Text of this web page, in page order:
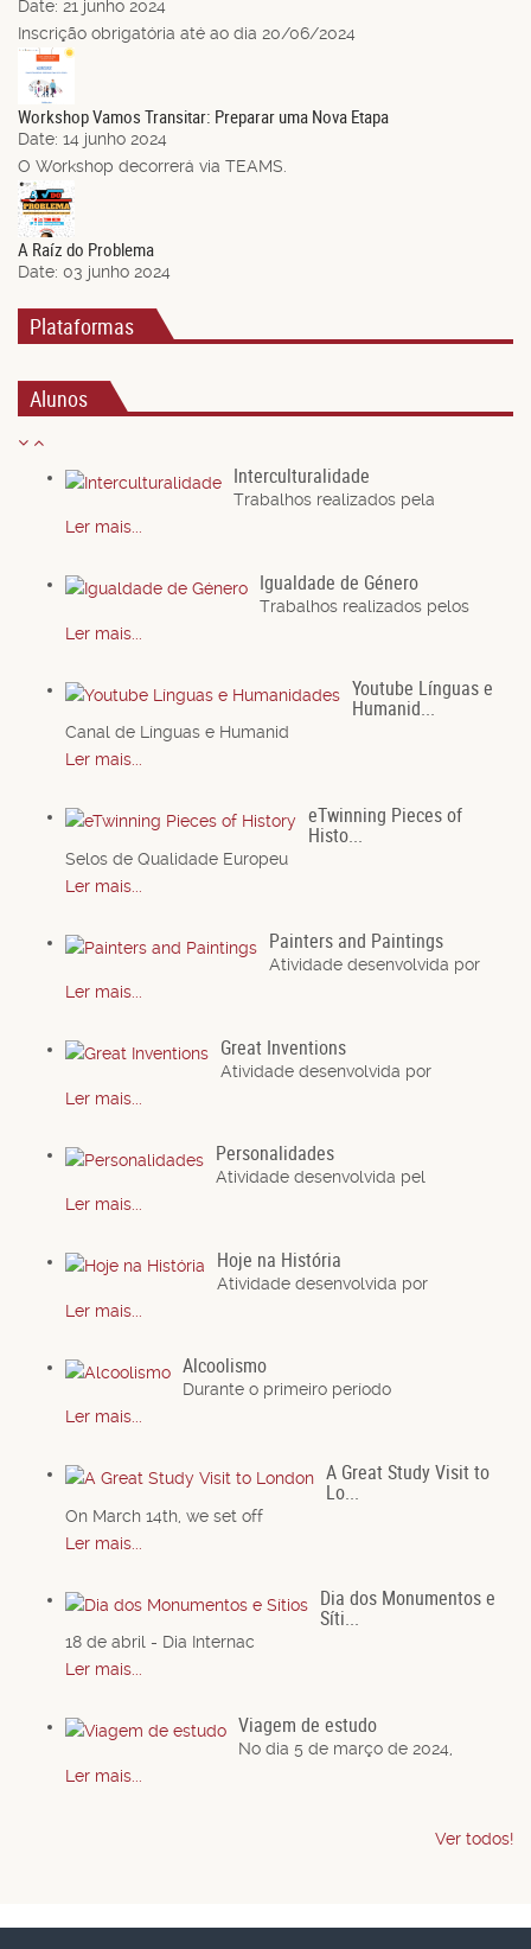
Date: 21 junho 2024
Inscrição obrigatória até ao dia 20/06/2024
Jun.
Workshop Vamos Transitar: Preparar uma Nova Etapa
Date: 14 junho 2024
O Workshop decorrerá via TEAMS.
03
Jun.
A Raíz do Problema
Date: 03 junho 2024
Plataformas
Alunos
Interculturalidade
Trabalhos realizados pela
Ler mais...
Igualdade de Género
Trabalhos realizados pelos
Ler mais...
Youtube Línguas e
Humanid...
Canal de Línguas e Humanid
Ler mais...
eTwinning Pieces of
Histo...
Selos de Qualidade Europeu
Ler mais...
Painters and Paintings
Atividade desenvolvida por
Ler mais...
Great Inventions
Atividade desenvolvida por
Ler mais...
Personalidades
Atividade desenvolvida pel
Ler mais...
Hoje na História
Atividade desenvolvida por
Ler mais...
Alcoolismo
Durante o primeiro período
Ler mais...
A Great Study Visit to
Lo...
On March 14th, we set off
Ler mais...
Dia dos Monumentos e
Síti...
18 de abril - Dia Internac
Ler mais...
Viagem de estudo
No dia 5 de março de 2024,
Ler mais...
Ver todos!